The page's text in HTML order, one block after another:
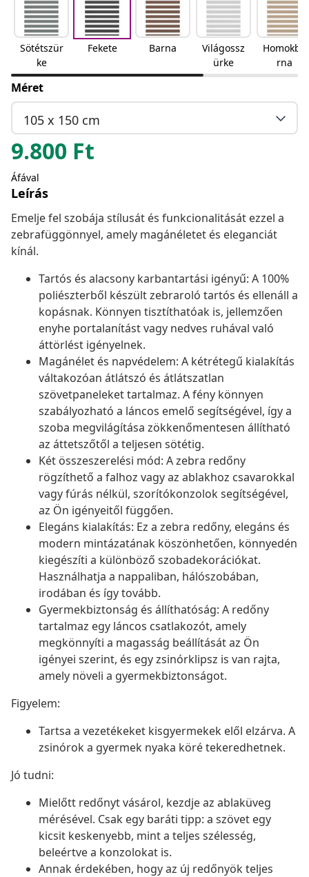
Sötétszür
ke
Fekete Barna
Világossz
ürke
Homokba
rna
Méret
105 x 150 cm
9.800 Ft
Áfával
Leírás
Emelje fel szobája stílusát és funkcionalitását ezzel a
zebrafüggönnyel, amely magánéletet és eleganciát
kínál.
Tartós és alacsony karbantartási igényű: A 100%
poliészterből készült zebraroló tartós és ellenáll a
kopásnak. Könnyen tisztíthatóak is, jellemzően
enyhe portalanítást vagy nedves ruhával való
áttörlést igényelnek.
Magánélet és napvédelem: A kétrétegű kialakítás
váltakozóan átlátszó és átlátszatlan
szövetpaneleket tartalmaz. A fény könnyen
szabályozható a láncos emelő segítségével, így a
szoba megvilágítása zökkenőmentesen állítható
az áttetszőtől a teljesen sötétig.
Két összeszerelési mód: A zebra redőny
rögzíthető a falhoz vagy az ablakhoz csavarokkal
vagy fúrás nélkül, szorítókonzolok segítségével,
az Ön igényeitől függően.
Elegáns kialakítás: Ez a zebra redőny, elegáns és
modern mintázatának köszönhetően, könnyedén
kiegészíti a különböző szobadekorációkat.
Használhatja a nappaliban, hálószobában,
irodában és így tovább.
Gyermekbiztonság és állíthatóság: A redőny
tartalmaz egy láncos csatlakozót, amely
megkönnyíti a magasság beállítását az Ön
igényei szerint, és egy zsinórklipsz is van rajta,
amely növeli a gyermekbiztonságot.
Figyelem:
Tartsa a vezetékeket kisgyermekek elől elzárva. A
zsinórok a gyermek nyaka köré tekeredhetnek.
Jó tudni:
Mielőtt redőnyt vásárol, kezdje az ablaküveg
mérésével. Csak egy baráti tipp: a szövet egy
kicsit keskenyebb, mint a teljes szélesség,
beleértve a konzolokat is.
Annak érdekében, hogy az új redőnyök teljes